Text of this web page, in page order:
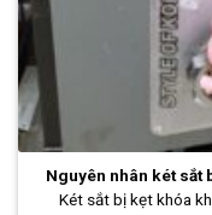
Nguyên nhân két sắt
Két sắt bị kẹt khóa